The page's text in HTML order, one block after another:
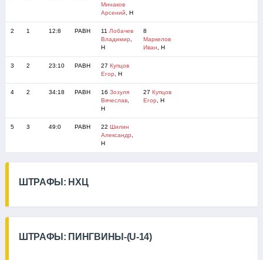
Минаков
Арсений , Н
2 1 12:8 РАВН 11 Лобачев
Владимир
Н
8
Маркелов
Иван , Н
3 2 23:10 РАВН 27 Купцов
Егор , Н
4 2 34:18 РАВН 16 Зозуля
Вячеслав,
Н
27 Купцов
Егор , Н
5 3 49:0 РАВН 22 Шилин
Александр
Н
ШТРАФЫ: НХЦ
ШТРАФЫ: ПИНГВИНЫ-(U-14)